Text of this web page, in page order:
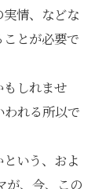
情、などな
とが必要で
しれませ
れる所以で
いう、およ
が、今、この